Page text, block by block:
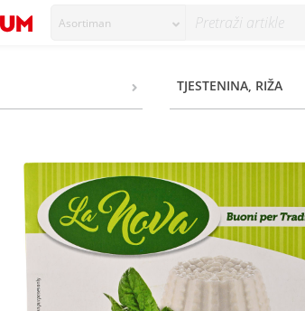
Asortiman
TJESTENINA, RIŽA